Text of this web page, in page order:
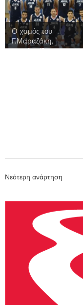
Ο χαμός του
Γ.Μαραζάκη,
συγκλονίζει...
Νεότερη ανάρτηση